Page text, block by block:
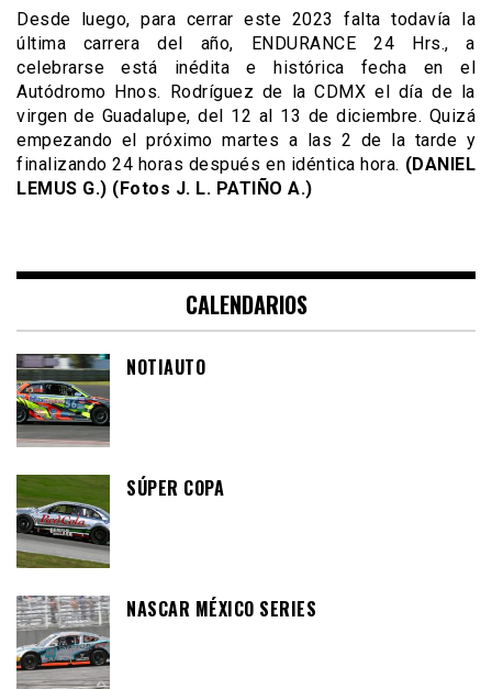
Desde luego, para cerrar este 2023 falta todavía la
última carrera del año, ENDURANCE 24 Hrs., a
celebrarse está inédita e histórica fecha en el
Autódromo Hnos. Rodríguez de la CDMX el día de la
virgen de Guadalupe, del 12 al 13 de diciembre. Quizá
empezando el próximo martes a las 2 de la tarde y
finalizando 24 horas después en idéntica hora. (DANIEL
LEMUS G.) (Fotos J. L. PATIÑO A.)
CALENDARIOS
NOTIAUTO
SÚPER COPA
NASCAR MÉXICO SERIES